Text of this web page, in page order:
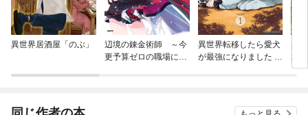
異世界居酒屋「のぶ」
辺境の錬金術師 ～今
更予算ゼロの職場に戻
異世界転移したら愛犬
が最強になりました ～
壁
れ
隷